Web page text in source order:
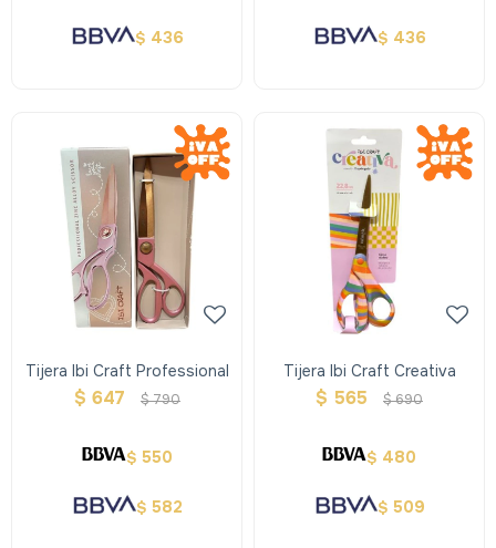
$ 436 $ 436
Tijera Ibi Craft Professional
$ 647 $790
$ 550
$ 582
Tijera Ibi Craft Creativa
$ 565 $690
$ 480
$ 509